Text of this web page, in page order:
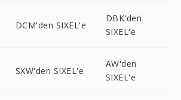
DCM'den SIXEL'e
DBK'den
SIXEL'e
SXW'den SIXEL'e
AW'den
SIXEL'e